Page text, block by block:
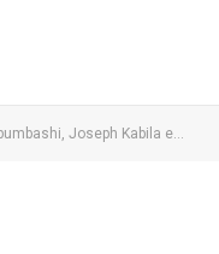
empêché de se rendre dans le Haut Katanga